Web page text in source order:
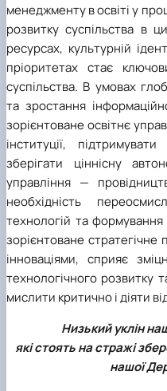
менеджменту в освіті у
розвитку суспільства в
ресурсах, культурній
пріоритетах стає
суспільства. В умовах
та зростання
зорієнтоване освітнє
інституції,
зберігати ціннісну
управління —
необхідність
технологій та
зорієнтоване стратегічне
інноваціями, сприяє
технологічного розвитку
мислити критично і діяти
Низький уклін
які стоять на стражі
нашої